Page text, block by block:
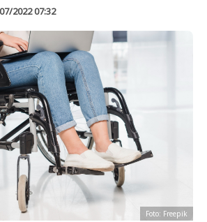
2022 07:32
Foto: Freepik